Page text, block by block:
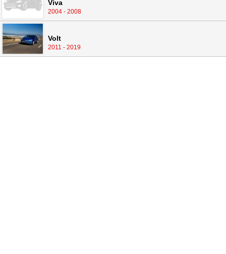
Viva
2004 - 2008
Volt
2011 - 2019